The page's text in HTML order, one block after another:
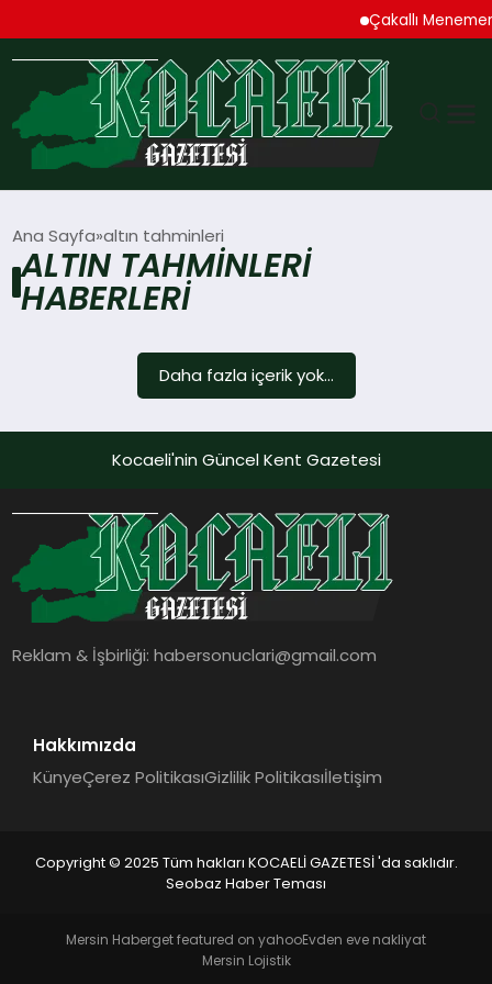
Çakallı
TEKNOLOJI
YAŞAM
DÜNYA
Ana Sayfa altın tahminleri
ALTIN TAHMINLERI
HABERLERI
Daha fazla içerik yok...
Kocaeli'nin Güncel Kent Gazetesi
Reklam & İşbirliği:habersonuclari@gmail.com
Hakkımızda
KünyeÇerez PolitikasıGizlilik Politikasıİletişim
Copyright © 2025 Tüm hakları KOCAELİ GAZETESİ 'da saklıdır.
Seobaz Haber Teması
Mersin Haberget featured on yahooEvden eve nakliyat
Mersin Lojistik